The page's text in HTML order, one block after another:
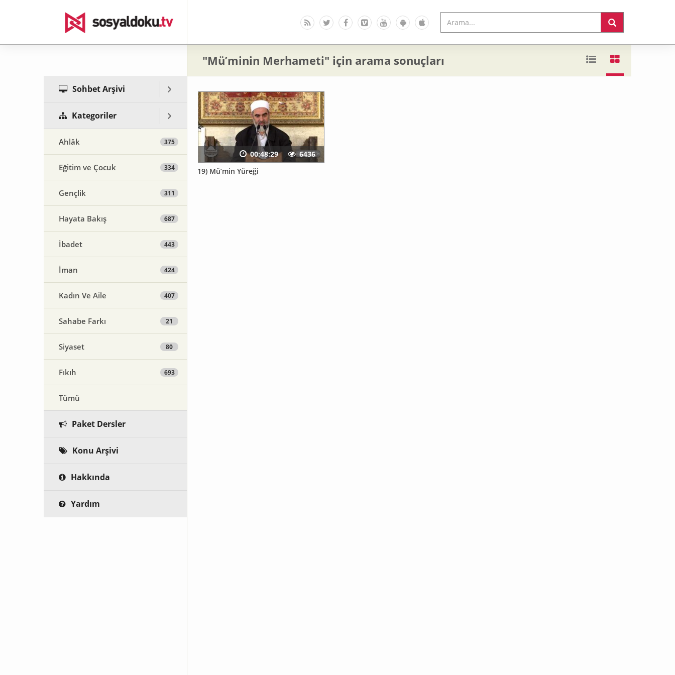
Sohbet Arşivi
Kategoriler
Ahlâk 375
Eğitim ve Çocuk 334
Gençlik 311
Hayata Bakış 687
İbadet 443
İman 424
Kadın Ve Aile 407
Sahabe Farkı 21
Siyaset 80
Fıkıh 693
Tümü
Paket Dersler
Konu Arşivi
Hakkında
Yardım
"Mü’minin Merhameti" için arama sonuçları
19) Mü’min Yüreği
00:48:29 6436